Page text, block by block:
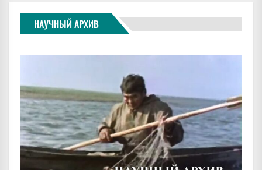
НАУЧНЫЙ АРХИВ